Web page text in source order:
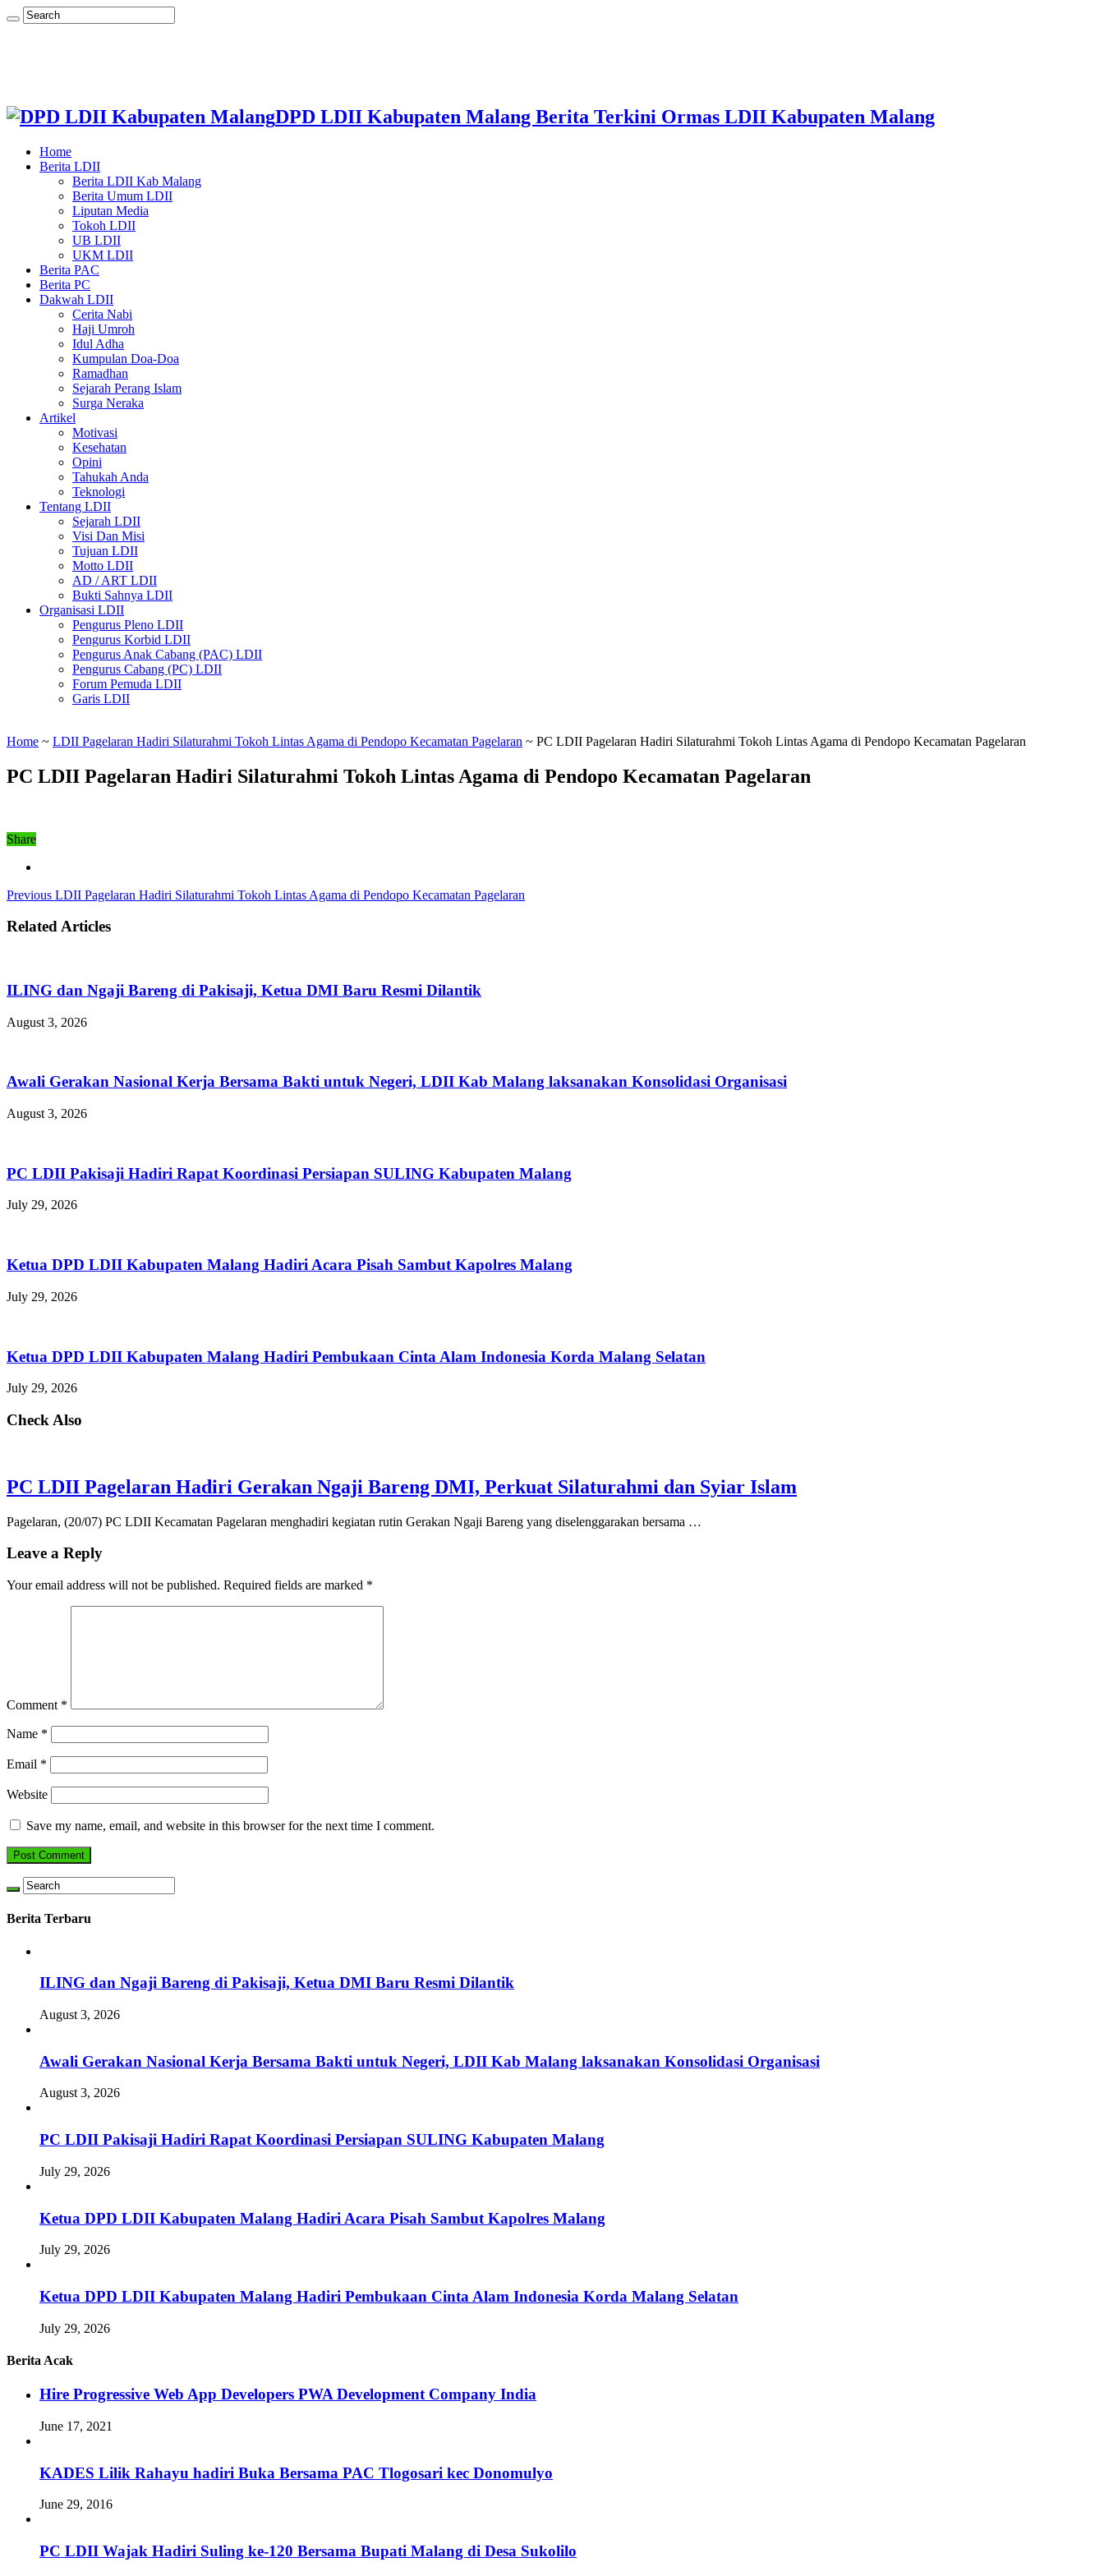
DPD LDII Kabupaten Malang Berita Terkini Ormas LDII Kabupaten Malang
Home
Berita LDII
Berita LDII Kab Malang
Berita Umum LDII
Liputan Media
Tokoh LDII
UB LDII
UKM LDII
Berita PAC
Berita PC
Dakwah LDII
Cerita Nabi
Haji Umroh
Idul Adha
Kumpulan Doa-Doa
Ramadhan
Sejarah Perang Islam
Surga Neraka
Artikel
Motivasi
Kesehatan
Opini
Tahukah Anda
Teknologi
Tentang LDII
Sejarah LDII
Visi Dan Misi
Tujuan LDII
Motto LDII
AD / ART LDII
Bukti Sahnya LDII
Organisasi LDII
Pengurus Pleno LDII
Pengurus Korbid LDII
Pengurus Anak Cabang (PAC) LDII
Pengurus Cabang (PC) LDII
Forum Pemuda LDII
Garis LDII
Home ~ LDII Pagelaran Hadiri Silaturahmi Tokoh Lintas Agama di Pendopo Kecamatan Pagelaran ~ PC LDII Pagelaran Hadiri Silaturahmi Tokoh Lintas Agama di Pendopo Kecamatan Pagelaran
PC LDII Pagelaran Hadiri Silaturahmi Tokoh Lintas Agama di Pendopo Kecamatan Pagelaran
Share
Previous LDII Pagelaran Hadiri Silaturahmi Tokoh Lintas Agama di Pendopo Kecamatan Pagelaran
Related Articles
ILING dan Ngaji Bareng di Pakisaji, Ketua DMI Baru Resmi Dilantik
August 3, 2026
Awali Gerakan Nasional Kerja Bersama Bakti untuk Negeri, LDII Kab Malang laksanakan Konsolidasi Organisasi
August 3, 2026
PC LDII Pakisaji Hadiri Rapat Koordinasi Persiapan SULING Kabupaten Malang
July 29, 2026
Ketua DPD LDII Kabupaten Malang Hadiri Acara Pisah Sambut Kapolres Malang
July 29, 2026
Ketua DPD LDII Kabupaten Malang Hadiri Pembukaan Cinta Alam Indonesia Korda Malang Selatan
July 29, 2026
Check Also
PC LDII Pagelaran Hadiri Gerakan Ngaji Bareng DMI, Perkuat Silaturahmi dan Syiar Islam
Pagelaran, (20/07) PC LDII Kecamatan Pagelaran menghadiri kegiatan rutin Gerakan Ngaji Bareng yang diselenggarakan bersama …
Leave a Reply
Your email address will not be published. Required fields are marked *
Comment *
Name *
Email *
Website
Save my name, email, and website in this browser for the next time I comment.
Berita Terbaru
ILING dan Ngaji Bareng di Pakisaji, Ketua DMI Baru Resmi Dilantik
August 3, 2026
Awali Gerakan Nasional Kerja Bersama Bakti untuk Negeri, LDII Kab Malang laksanakan Konsolidasi Organisasi
August 3, 2026
PC LDII Pakisaji Hadiri Rapat Koordinasi Persiapan SULING Kabupaten Malang
July 29, 2026
Ketua DPD LDII Kabupaten Malang Hadiri Acara Pisah Sambut Kapolres Malang
July 29, 2026
Ketua DPD LDII Kabupaten Malang Hadiri Pembukaan Cinta Alam Indonesia Korda Malang Selatan
July 29, 2026
Berita Acak
Hire Progressive Web App Developers PWA Development Company India
June 17, 2021
KADES Lilik Rahayu hadiri Buka Bersama PAC Tlogosari kec Donomulyo
June 29, 2016
PC LDII Wajak Hadiri Suling ke-120 Bersama Bupati Malang di Desa Sukolilo